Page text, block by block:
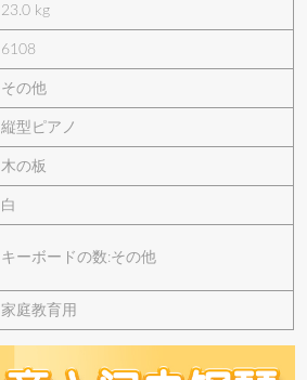
23.0 kg
6108
その他
縦型ピアノ
木の板
白
キーボードの数:その他
家庭教育用